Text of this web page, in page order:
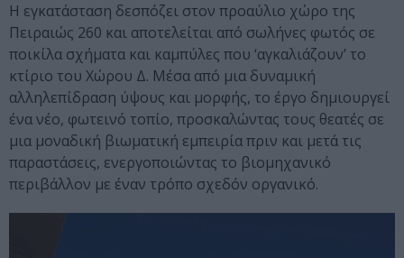
Η εγκατάσταση δεσπόζει στον προαύλιο χώρο της
Πειραιώς 260 και αποτελείται από σωλήνες φωτός σε
ποικίλα σχήματα και καμπύλες που ‘αγκαλιάζουν’ το
κτίριο του Χώρου Δ. Μέσα από μια δυναμική
αλληλεπίδραση ύψους και μορφής, το έργο δημιουργεί
ένα νέο, φωτεινό τοπίο, προσκαλώντας τους θεατές σε
μια μοναδική βιωματική εμπειρία πριν και μετά τις
παραστάσεις, ενεργοποιώντας το βιομηχανικό
περιβάλλον με έναν τρόπο σχεδόν οργανικό.